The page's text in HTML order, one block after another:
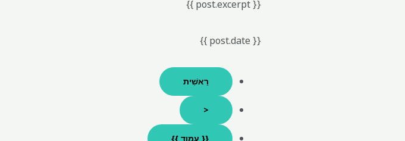
{{ post.excerpt }}
{{ post.date }}
רֵאשִׁית
<
{{ עמוד }}